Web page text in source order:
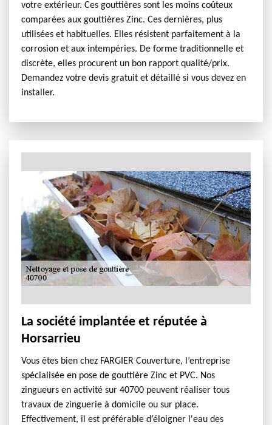
votre extérieur. Ces gouttières sont les moins coûteux
comparées aux gouttières Zinc. Ces dernières, plus
utilisées et habituelles. Elles résistent parfaitement à la
corrosion et aux intempéries. De forme traditionnelle et
discrète, elles procurent un bon rapport qualité/prix.
Demandez votre devis gratuit et détaillé si vous devez en
installer.
La société implantée et réputée à
Horsarrieu
Vous êtes bien chez FARGIER Couverture, l’entreprise
spécialisée en pose de gouttière Zinc et PVC. Nos
zingueurs en activité sur 40700 peuvent réaliser tous
travaux de zinguerie à domicile ou sur place.
Effectivement, il est préférable d’éloigner l'eau des